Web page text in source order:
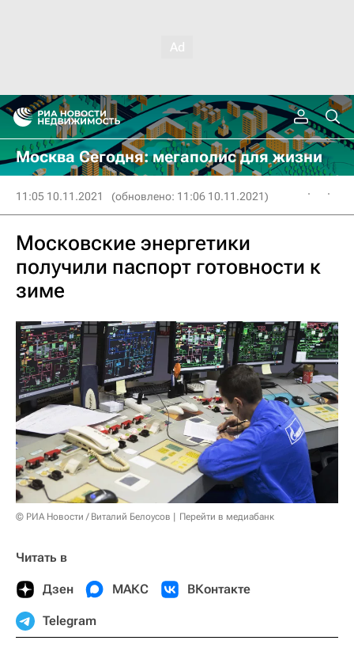
Москва Сегодня: мегаполис для жизни
11:05 10.11.2021 (обновлено: 11:06 10.11.2021)
Московские энергетики
получили паспорт готовности к
зиме
© РИА Новости / Виталий Белоусов Перейти в медиабанк
Читать в
Дзен МАКС ВКонтакте
Telegram